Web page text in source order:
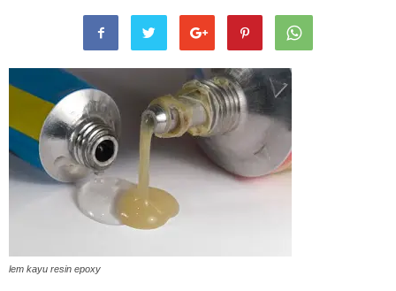
HPL,
Kertas,
lem kayu resin epoxy